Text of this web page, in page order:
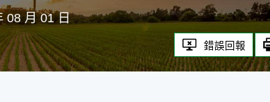
08 月 01 日
錯誤回報